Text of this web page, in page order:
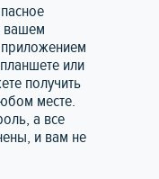
вашем
или
получить
месте.
а все
и вам не